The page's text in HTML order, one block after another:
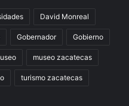
David Monreal
Gobernador Gobierno
museo zacatecas
turismo zacatecas